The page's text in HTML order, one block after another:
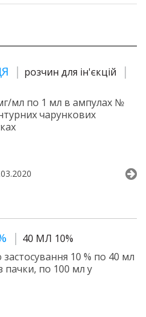
розчин для ін'єкцій
мл по 1 мл в ампулах №
чарункових
40 МЛ 10%
10 % по 40 мл
пачки, по 100 мл у